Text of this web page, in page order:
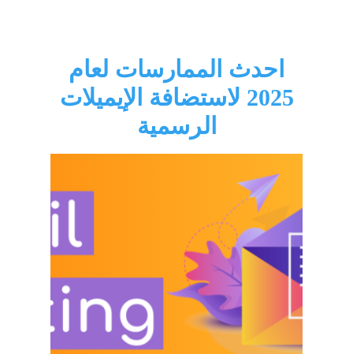
احدث الممارسات لعام
2025 لاستضافة الإيميلات
الرسمية